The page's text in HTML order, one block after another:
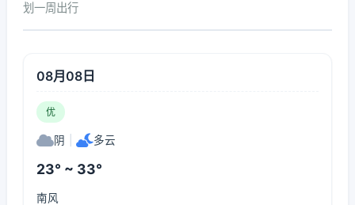
划一周出行
08月08日
优
阴 多云
23° ~ 33°
南风